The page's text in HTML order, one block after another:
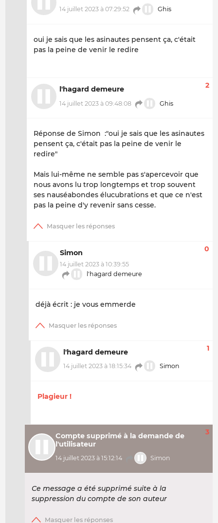
14 juillet 2023 à 07:29:52 Ghis
oui je sais que les asinautes pensent ça, c'était
pas la peine de venir le redire
l'hagard demeure
14 juillet 2023 à 09:48:08 Ghis
2
Réponse de Simon :"oui je sais que les asinautes
pensent ça, c'était pas la peine de venir le
redire"
Mais lui-même ne semble pas s'apercevoir que
nous avons lu trop longtemps et trop souvent
ses nauséabondes élucubrations et que ce n'est
pas la peine d'y revenir sans cesse.
Simon
14 juillet 2023 à 10:39:55
l'hagard demeure
0
déjà écrit : je vous emmerde
l'hagard demeure
14 juillet 2023 à 18:15:34 Simon
1
Plagieur !
Compte supprimé à la demande de
l'utilisateur
14 juillet 2023 à 15:12:14 Simon
3
Ce message a été supprimé suite à la
suppression du compte de son auteur